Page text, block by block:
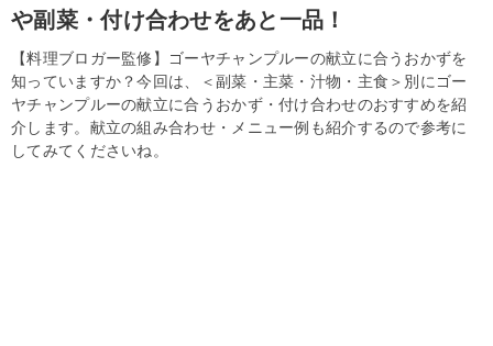
や副菜・付け合わせをあと一品！
【料理ブロガー監修】ゴーヤチャンプルーの献立に合うおかずを
知っていますか？今回は、＜副菜・主菜・汁物・主食＞別にゴー
ヤチャンプルーの献立に合うおかず・付け合わせのおすすめを紹
介します。献立の組み合わせ・メニュー例も紹介するので参考に
してみてくださいね。